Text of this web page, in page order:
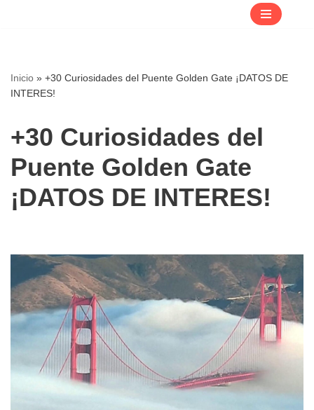
Inicio » +30 Curiosidades del Puente Golden Gate ¡DATOS DE
INTERES!
+30 Curiosidades del
Puente Golden Gate
¡DATOS DE INTERES!